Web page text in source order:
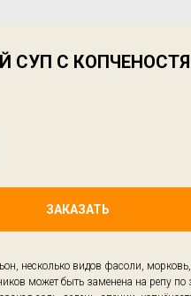
СУП С
ЗАКАЗАТЬ
несколько видов фасоли,
может быть заменена на репу по